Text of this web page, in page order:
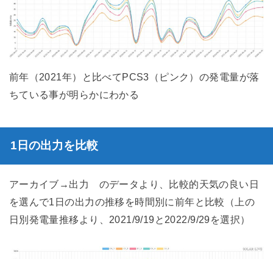
前年（2021年）と比べてPCS3（ピンク）の発電量が落
ちている事が明らかにわかる
1日の出力を比較
アーカイブ→出力 のデータより、比較的天気の良い日
を選んで1日の出力の推移を時間別に前年と比較（上の
日別発電量推移より、2021/9/19と2022/9/29を選択）